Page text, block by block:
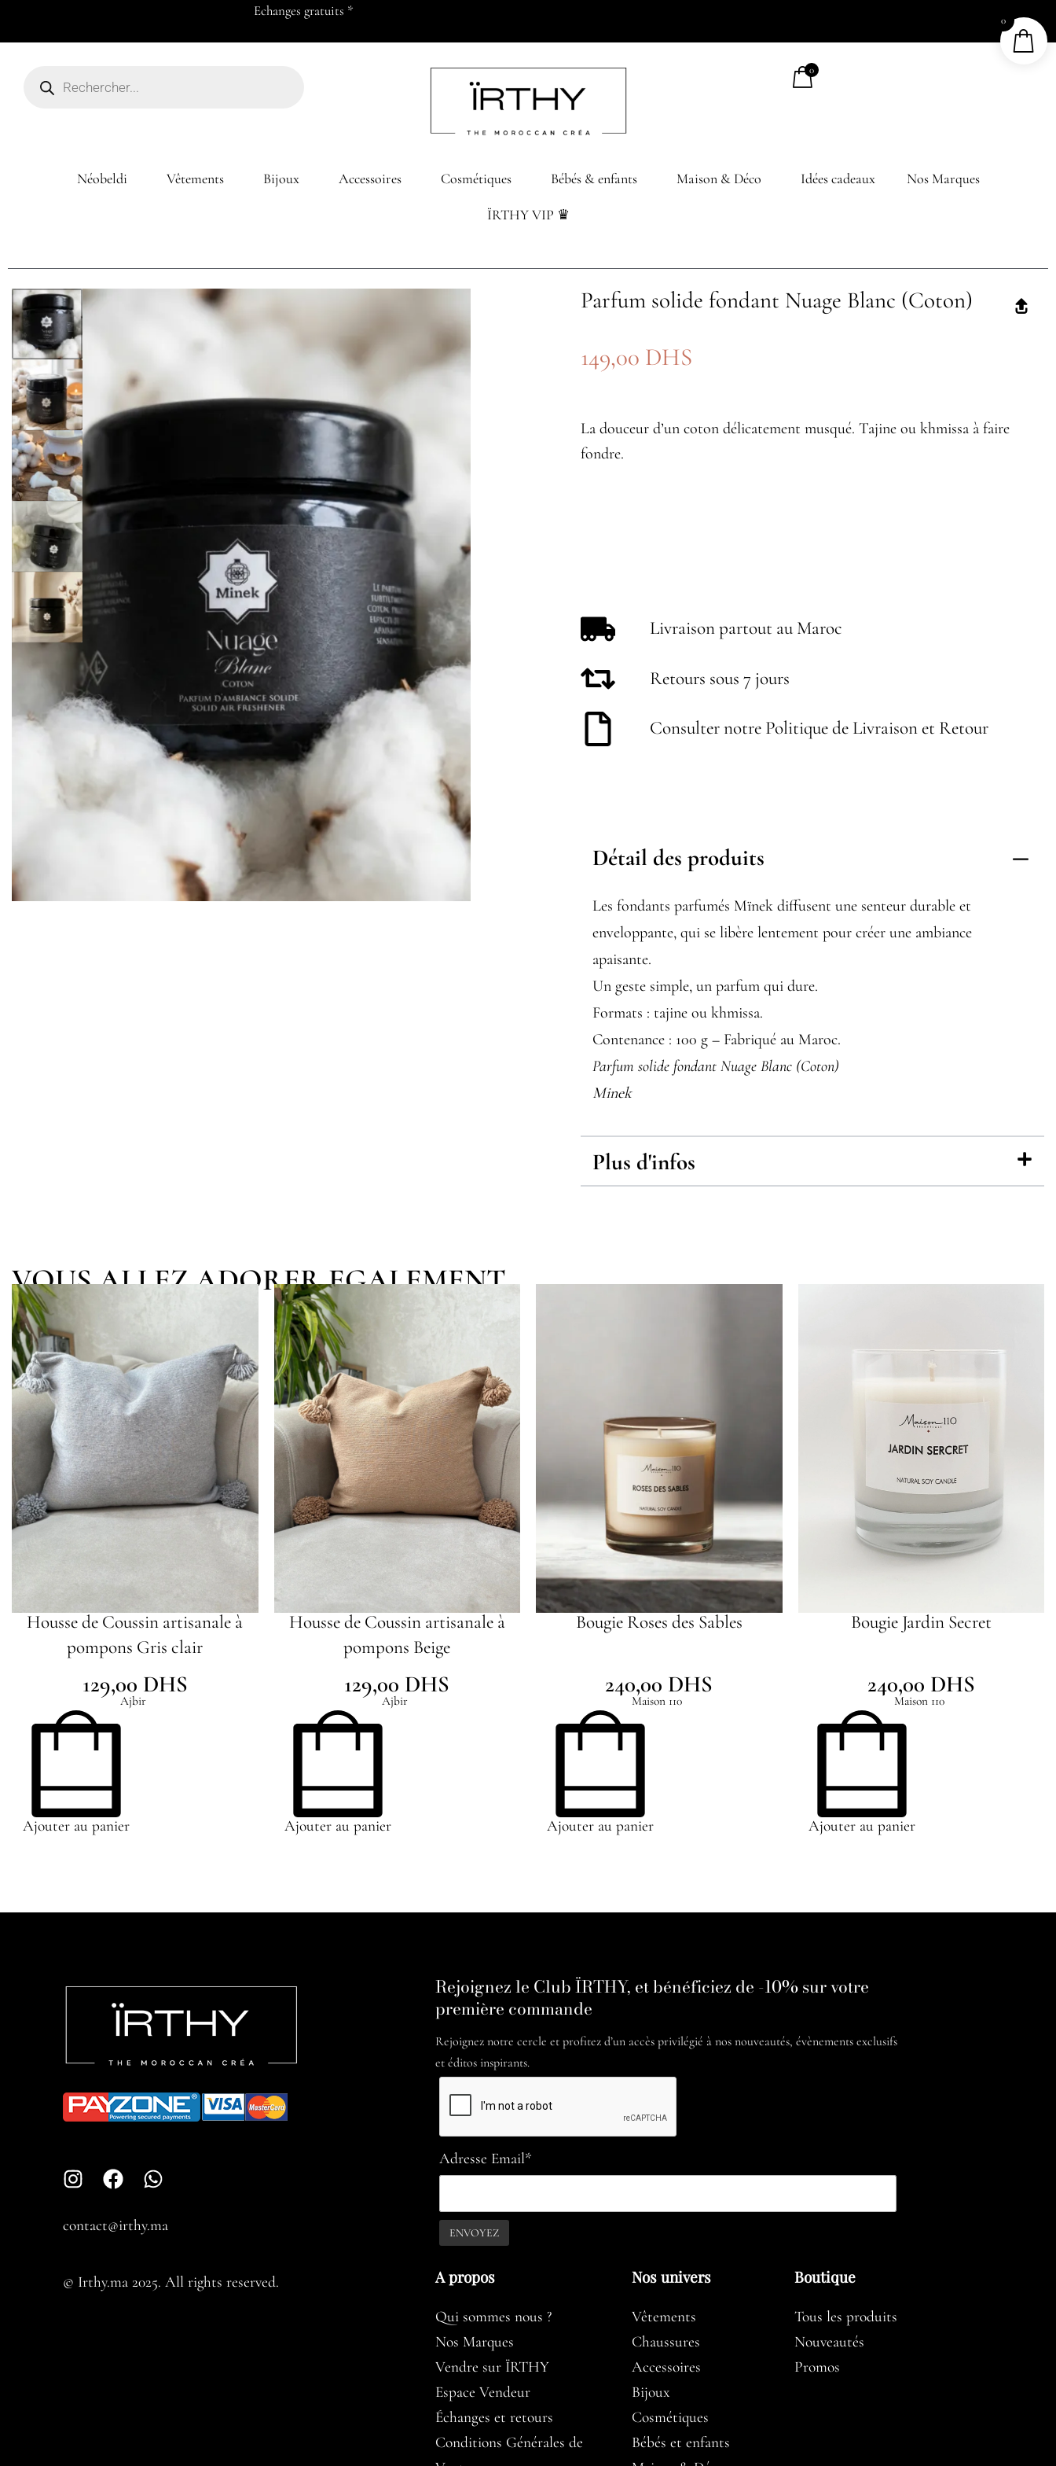
Payez en 2x ou 3x à partir de 500 dhs d’achats
0
Néobeldi Vêtements Bijoux Accessoires Cosmétiques Bébés & enfants Maison & Déco Idées cadeaux Nos Marques
ÏRTHY VIP ♛
Parfum solide fondant Nuage Blanc (Coton)
149,00 DHS
La douceur d’un coton délicatement musqué. Tajine ou khmissa à faire
fondre.
Livraison partout au Maroc
Retours sous 7 jours
Consulter notre Politique de Livraison et Retour
Détail des produits
Les fondants parfumés Mïnek diffusent une senteur durable et
enveloppante, qui se libère lentement pour créer une ambiance
apaisante.
Un geste simple, un parfum qui dure.
Formats : tajine ou khmissa.
Contenance : 100 g – Fabriqué au Maroc.
Parfum solide fondant Nuage Blanc (Coton)
Minek
Plus d'infos
VOUS ALLEZ ADORER EGALEMENT
Housse de Coussin artisanale à
pompons Gris clair
Ajbir
129,00 DHS
Ajouter au panier
Housse de Coussin artisanale à
pompons Beige
Ajbir
129,00 DHS
Ajouter au panier
Bougie Roses des Sables
Maison 110
240,00 DHS
Ajouter au panier
Bougie Jardin Secret
Maison 110
240,00 DHS
Ajouter au panier
contact@irthy.ma​
© Irthy.ma 2025. All rights reserved.
Rejoignez le Club ÏRTHY, et bénéficiez de -10% sur votre
première commande
Rejoignez notre cercle et profitez d’un accès privilégié à nos nouveautés, évènements exclusifs
et éditos inspirants.
Adresse Email*
A propos​
Qui sommes nous ?
Nos Marques
Vendre sur ÏRTHY
Espace Vendeur
Échanges et retours
Conditions Générales de
Nos univers
Vêtements
Chaussures
Accessoires
Bijoux
Cosmétiques
Bébés et enfants
Boutique
Tous les produits
Nouveautés
Promos
0